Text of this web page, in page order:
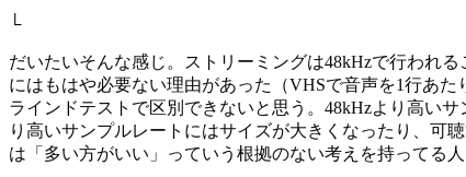
└
だいたいそんな感じ。ストリーミングは48kHzで行われ
にはもはや必要ない理由があった（VHSで音声を1行あた
ラインドテストで区別できないと思う。48kHzより高い
り高いサンプルレートにはサイズが大きくなったり、可
は「多い方がいい」っていう根拠のない考えを持ってる人